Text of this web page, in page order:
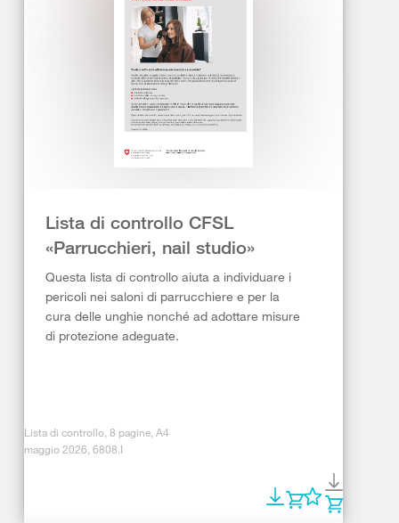
Lista di controllo CFSL
«Parrucchieri, nail studio»
Questa lista di controllo aiuta a individuare i
pericoli nei saloni di parrucchiere e per la
cura delle unghie nonché ad adottare misure
di protezione adeguate.
Lista di controllo, 8 pagine, A4
maggio 2026, 6808.I